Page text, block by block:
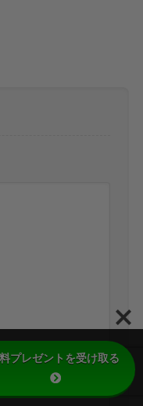
プレゼントを受け取る